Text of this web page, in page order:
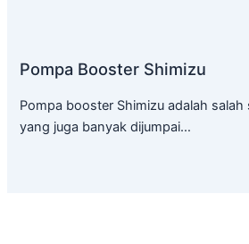
Pompa Booster Shimizu
Pompa booster Shimizu adalah
yang juga banyak dijumpai…